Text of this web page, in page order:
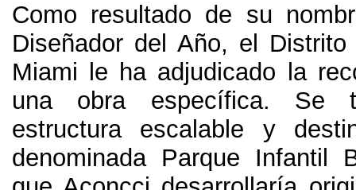
Como resultado de su
Diseñador del Año, el
Miami le ha adjudicado la
una obra específica. Se
estructura escalable y
denominada Parque Infantil